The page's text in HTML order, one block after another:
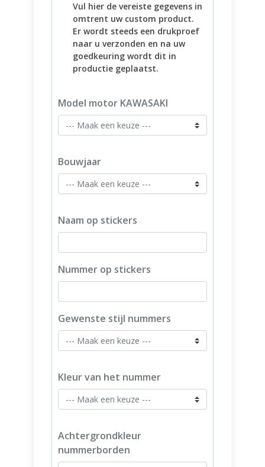
Vul hier de vereiste gegevens in
omtrent uw custom product.
Er wordt steeds een drukproef
naar u verzonden en na uw
goedkeuring wordt dit in
productie geplaatst.
Model motor KAWASAKI
Bouwjaar
Naam op stickers
Nummer op stickers
Gewenste stijl nummers
Kleur van het nummer
Achtergrondkleur
nummerborden